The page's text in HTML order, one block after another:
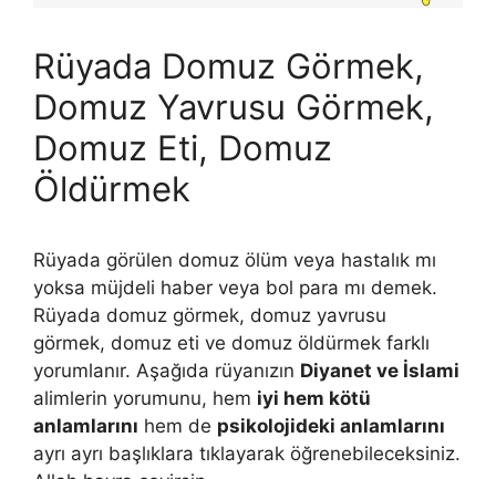
Rüyada Domuz Görmek,
Domuz Yavrusu Görmek,
Domuz Eti, Domuz
Öldürmek
Rüyada görülen domuz ölüm veya hastalık mı
yoksa müjdeli haber veya bol para mı demek.
Rüyada domuz görmek, domuz yavrusu
görmek, domuz eti ve domuz öldürmek farklı
yorumlanır. Aşağıda rüyanızın Diyanet ve İslami
alimlerin yorumunu, hem iyi hem kötü
anlamlarını hem de psikolojideki anlamlarını
ayrı ayrı başlıklara tıklayarak öğrenebileceksiniz.